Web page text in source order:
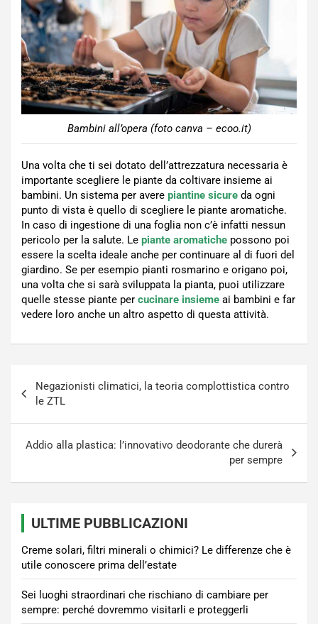
Bambini all’opera (foto canva – ecoo.it)
Una volta che ti sei dotato dell’attrezzatura necessaria è
importante scegliere le piante da coltivare insieme ai
bambini. Un sistema per avere piantine sicure da ogni
punto di vista è quello di scegliere le piante aromatiche.
In caso di ingestione di una foglia non c’è infatti nessun
pericolo per la salute. Le piante aromatiche possono poi
essere la scelta ideale anche per continuare al di fuori del
giardino. Se per esempio pianti rosmarino e origano poi,
una volta che si sarà sviluppata la pianta, puoi utilizzare
quelle stesse piante per cucinare insieme ai bambini e far
vedere loro anche un altro aspetto di questa attività.
articoli
Negazionisti climatici, la teoria complottistica contro
le ZTL
Addio alla plastica: l’innovativo deodorante che durerà
per sempre
ULTIME PUBBLICAZIONI
Creme solari, filtri minerali o chimici? Le differenze che è
utile conoscere prima dell’estate
Sei luoghi straordinari che rischiano di cambiare per
sempre: perché dovremmo visitarli e proteggerli